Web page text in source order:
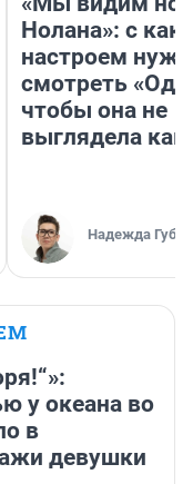
Нолана»: с
настроем
смотреть
чтобы она не
выглядела как
Надежда
у океана во
в
девушки